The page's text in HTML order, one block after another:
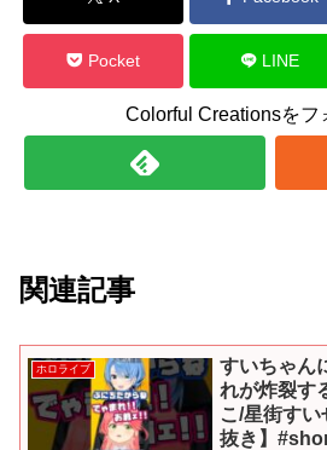
Pocket LINE
Colorful Creationsをフ
関連記事
ホロライブ
すいちゃん
れが炸裂す
こ/星街すい
抜き】